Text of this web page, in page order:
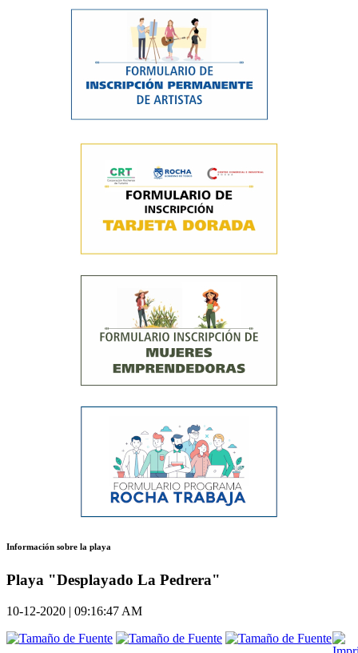
Información sobre la playa
Playa "Desplayado La Pedrera"
10-12-2020 | 09:16:47 AM